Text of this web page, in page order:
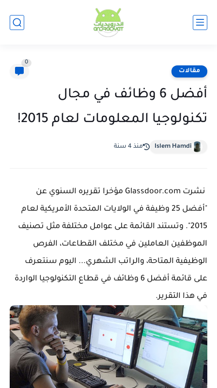
مقالات
0
أفضل 6 وظائف في مجال
تكنولوجيا المعلومات لعام 2015!
Islem Hamdi منذ 4 سنة
نشرت Glassdoor.com مؤخرا تقريره السنوي عن
"أفضل 25 وظيفة في الولايات المتحدة الأمريكية لعام
2015". وتستند القائمة على عوامل مختلفة مثل تصنيف
الموظفين العاملين في مختلف القطاعات، الفرص
الوظيفية المتاحة، والراتب الشهري... اليوم سنتعرف
على قائمة أفضل 6 وظائف في قطاع التكنولوجيا الواردة
في هذا التقرير.